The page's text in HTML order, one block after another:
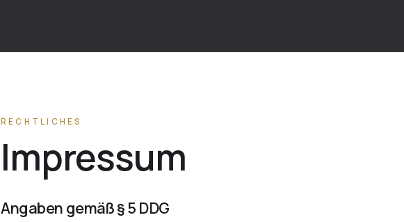
RECHTLICHES
Impressum
Angaben gemäß § 5 DDG